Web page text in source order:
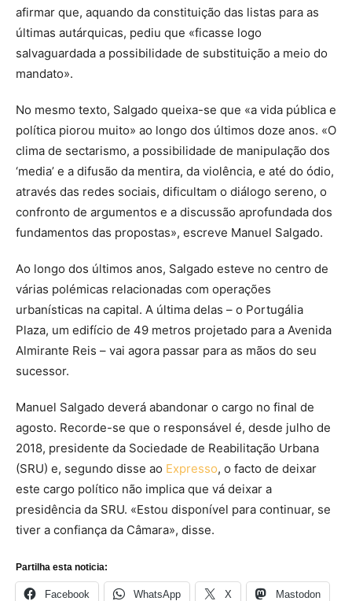
afirmar que, aquando da constituição das listas para as
últimas autárquicas, pediu que «ficasse logo
salvaguardada a possibilidade de substituição a meio do
mandato».
No mesmo texto, Salgado queixa-se que «a vida pública e
política piorou muito» ao longo dos últimos doze anos. «O
clima de sectarismo, a possibilidade de manipulação dos
‘media’ e a difusão da mentira, da violência, e até do ódio,
através das redes sociais, dificultam o diálogo sereno, o
confronto de argumentos e a discussão aprofundada dos
fundamentos das propostas», escreve Manuel Salgado.
Ao longo dos últimos anos, Salgado esteve no centro de
várias polémicas relacionadas com operações
urbanísticas na capital. A última delas – o Portugália
Plaza, um edifício de 49 metros projetado para a Avenida
Almirante Reis – vai agora passar para as mãos do seu
sucessor.
Manuel Salgado deverá abandonar o cargo no final de
agosto. Recorde-se que o responsável é, desde julho de
2018, presidente da Sociedade de Reabilitação Urbana
(SRU) e, segundo disse ao Expresso, o facto de deixar
este cargo político não implica que vá deixar a
presidência da SRU. «Estou disponível para continuar, se
tiver a confiança da Câmara», disse.
Partilha esta noticia:
Facebook WhatsApp X Mastodon